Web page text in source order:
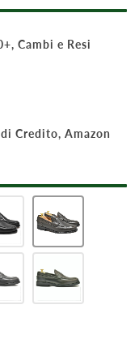
Cambi e Resi
Credito, Amazon